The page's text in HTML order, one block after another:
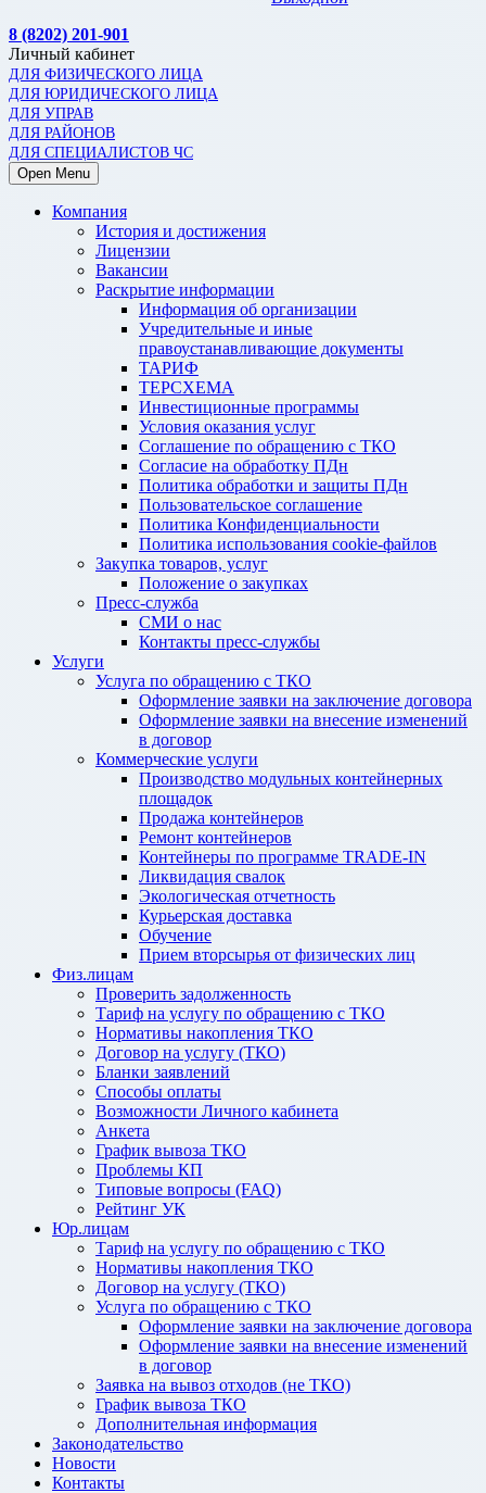
8 (8202) 201-901
Личный кабинет
ДЛЯ ФИЗИЧЕСКОГО ЛИЦА
ДЛЯ ЮРИДИЧЕСКОГО ЛИЦА
ДЛЯ УПРАВ
ДЛЯ РАЙОНОВ
ДЛЯ СПЕЦИАЛИСТОВ ЧС
Open Menu
Компания
История и достижения
Лицензии
Вакансии
Раскрытие информации
Информация об организации
Учредительные и иные
правоустанавливающие документы
ТАРИФ
ТЕРСХЕМА
Инвестиционные программы
Условия оказания услуг
Соглашение по обращению с ТКО
Согласие на обработку ПДн
Политика обработки и защиты ПДн
Пользовательское соглашение
Политика Конфиденциальности
Политика использования cookie-файлов
Закупка товаров, услуг
Положение о закупках
Пресс-служба
СМИ о нас
Контакты пресс-службы
Услуги
Услуга по обращению с ТКО
Оформление заявки на заключение договора
Оформление заявки на внесение изменений
в договор
Коммерческие услуги
Производство модульных контейнерных
площадок
Продажа контейнеров
Ремонт контейнеров
Контейнеры по программе TRADE-IN
Ликвидация свалок
Экологическая отчетность
Курьерская доставка
Обучение
Прием вторсырья от физических лиц
Физ.лицам
Проверить задолженность
Тариф на услугу по обращению с ТКО
Нормативы накопления ТКО
Договор на услугу (ТКО)
Бланки заявлений
Способы оплаты
Возможности Личного кабинета
Анкета
График вывоза ТКО
Проблемы КП
Типовые вопросы (FAQ)
Рейтинг УК
Юр.лицам
Тариф на услугу по обращению с ТКО
Нормативы накопления ТКО
Договор на услугу (ТКО)
Услуга по обращению с ТКО
Оформление заявки на заключение договора
Оформление заявки на внесение изменений
в договор
Заявка на вывоз отходов (не ТКО)
График вывоза ТКО
Дополнительная информация
Законодательство
Новости
Контакты